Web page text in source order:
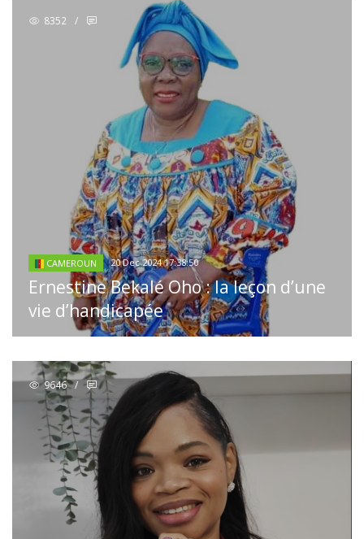
8352 /
CAMEROUN 20 Dec 2024 17:38:50
Ernestine Bekalé Oho : la leçon d’une
vie d’handicapée
9646 /